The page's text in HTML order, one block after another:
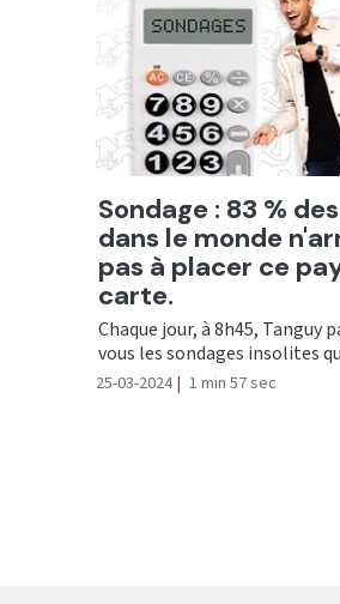
Ecouter
Sondage : 83 %
dans le monde
pas à placer ce
carte.
Chaque jour, à 8h45, Tanguy
vous les sondages insolites
25-03-2024 | 1 min 57 sec